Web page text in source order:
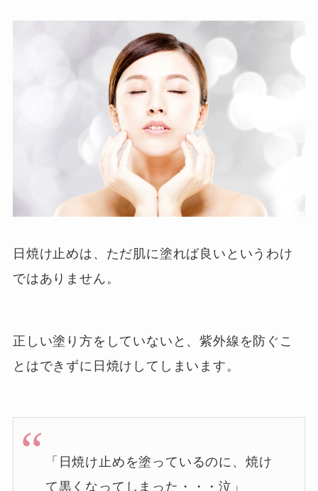
日焼け止めは、ただ肌に塗れば良いというわけ
ではありません。
正しい塗り方をしていないと、紫外線を防ぐこ
とはできずに日焼けしてしまいます。
「日焼け止めを塗っているのに、焼け
て黒くなってしまった・・・泣」